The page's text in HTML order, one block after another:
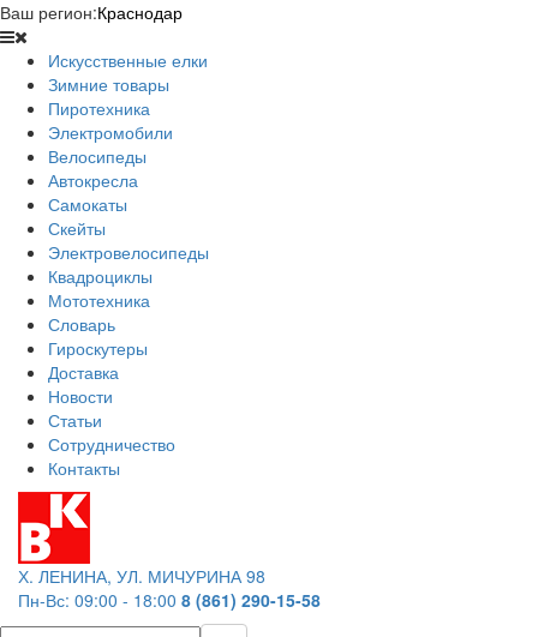
Ваш регион:Краснодар
Искусственные елки
Зимние товары
Пиротехника
Электромобили
Велосипеды
Автокресла
Самокаты
Скейты
Электровелосипеды
Квадроциклы
Мототехника
Словарь
Гироскутеры
Доставка
Новости
Статьи
Сотрудничество
Контакты
Х. ЛЕНИНА, УЛ. МИЧУРИНА 98
Пн-Вс: 09:00 - 18:00 8 (861) 290-15-58